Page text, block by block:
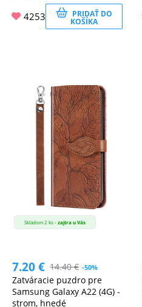
4253 PRIDAŤ DO
KOŠÍKA
Skladom 2 ks -zajtra u Vás
7.20€ 14.40€ -50%
Zatváracie puzdro pre
Samsung Galaxy A22 (4G) -
strom, hnedé